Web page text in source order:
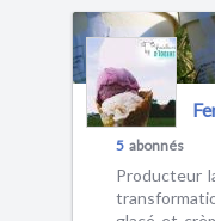
5 abonnés
Producteur
transformation